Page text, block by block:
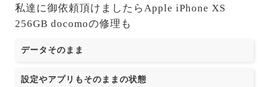
私達に御依頼頂けましたらApple iPhone XS
256GB docomoの修理も
データそのまま
設定やアプリもそのままの状態